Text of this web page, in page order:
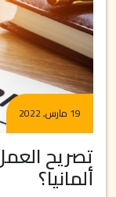
19 مارس, 2022
تصريح
ألمانيا؟